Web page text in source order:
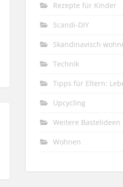
Rezepte für Kinder
Scandi-DIY
Skandinavisch
Technik
Tipps für Eltern:
Upcycling
Weitere Bastelideen
Wohnen